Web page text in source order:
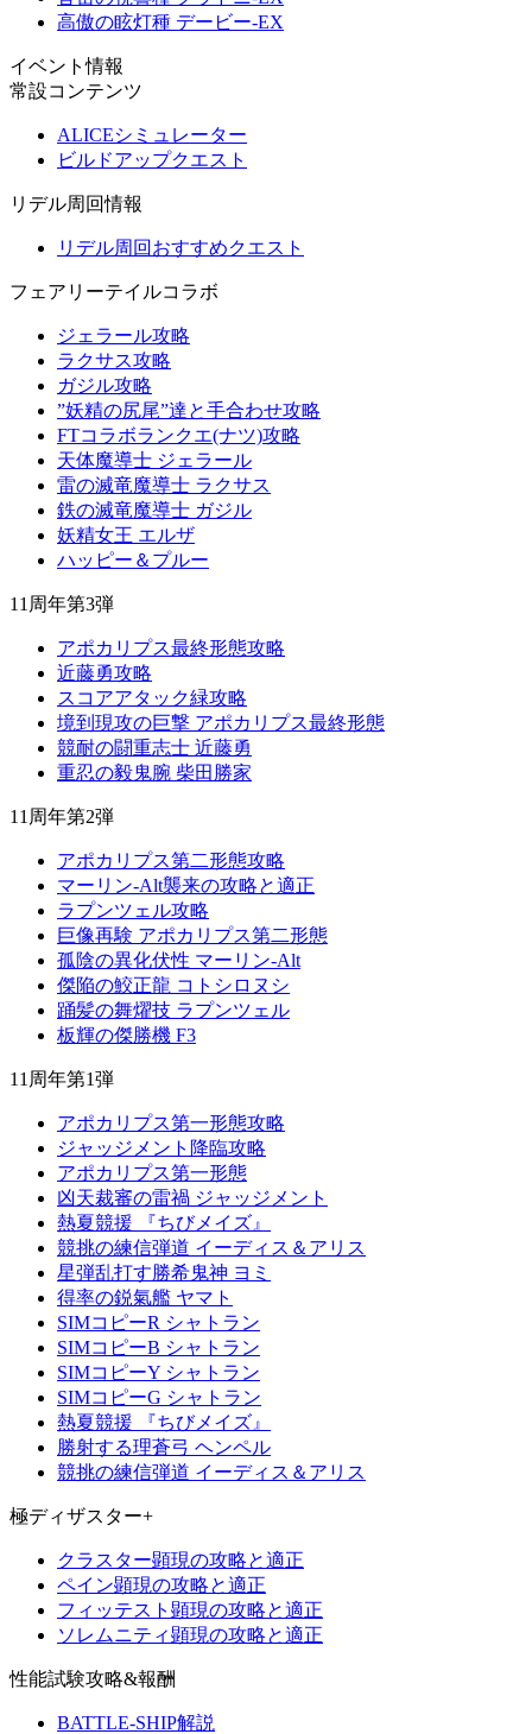
高傲の眩灯種 デービー-EX
イベント情報
常設コンテンツ
ALICEシミュレーター
ビルドアップクエスト
リデル周回情報
リデル周回おすすめクエスト
フェアリーテイルコラボ
ジェラール攻略
ラクサス攻略
ガジル攻略
”妖精の尻尾”達と手合わせ攻略
FTコラボランクエ(ナツ)攻略
天体魔導士 ジェラール
雷の滅竜魔導士 ラクサス
鉄の滅竜魔導士 ガジル
妖精女王 エルザ
ハッピー＆プルー
11周年第3弾
アポカリプス最終形態攻略
近藤勇攻略
スコアアタック緑攻略
境到現攻の巨撃 アポカリプス最終形態
競耐の闘重志士 近藤勇
重忍の毅鬼腕 柴田勝家
11周年第2弾
アポカリプス第二形態攻略
マーリン-Alt襲来の攻略と適正
ラプンツェル攻略
巨像再験 アポカリプス第二形態
孤陰の異化伏性 マーリン-Alt
傑陥の鮫正龍 コトシロヌシ
踊髪の舞燿技 ラプンツェル
板輝の傑勝機 F3
11周年第1弾
アポカリプス第一形態攻略
ジャッジメント降臨攻略
アポカリプス第一形態
凶天裁審の雷禍 ジャッジメント
熱夏競援 『ちびメイズ』
競挑の練信弾道 イーディス＆アリス
星弾乱打す勝希鬼神 ヨミ
得率の鋭氣艦 ヤマト
SIMコピーR シャトラン
SIMコピーB シャトラン
SIMコピーY シャトラン
SIMコピーG シャトラン
熱夏競援 『ちびメイズ』
勝射する理蒼弓 ヘンペル
競挑の練信弾道 イーディス＆アリス
極ディザスター+
クラスター顕現の攻略と適正
ペイン顕現の攻略と適正
フィッテスト顕現の攻略と適正
ソレムニティ顕現の攻略と適正
性能試験攻略&報酬
BATTLE-SHIP解説